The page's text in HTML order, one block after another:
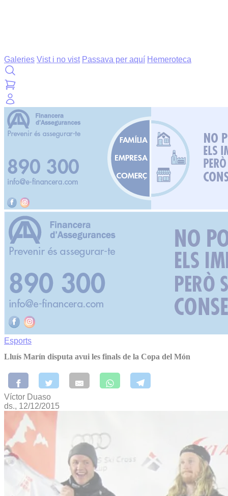
Galeries Vist i no vist Passava per aquí Hemeroteca
Esports
Lluís Marín disputa avui les finals de la Copa del Món
Víctor Duaso
ds., 12/12/2015